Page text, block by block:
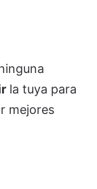
la tuya para
mejores